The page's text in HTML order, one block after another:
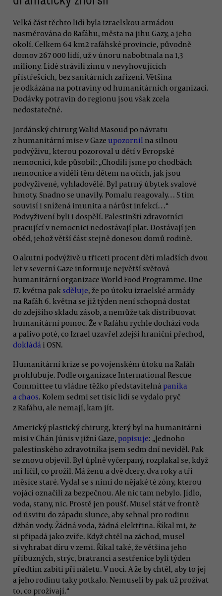
Velká část těchto lidí byla izraelskou armádou
nasměrována do Rafáhu, města na jihu Gazy, a jeho
okolí. Celkem 64 km2 rafáhské provincie, původně
domov 267 000 lidí, už v únoru nabobtnala na 1,3
miliony. Lidé strávili zimu v nevyhovujících
přístřešcích, bez sanitárních zařízení. Většina
je odkázána na potraviny od humanitárních organizací.
Dodávky potravin do regionu jsou však zcela
nedostatečné.
Jordánský chirurg Walid Masoud po návratu
z humanitární mise v Gaze upozornil na silnou
podvýživu, kterou pozoroval u dětí v Evropské
nemocnici, kde působil: „Chodili jsme po chodbách
nemocnice a viděli těm dětem na očích, jak jsou
podvyživené, vyhladovělé. Byl patrný úbytek svalové
hmoty. Snadno se unavily. Pomalu reagovaly… S tím
souvisí i snížená imunita a nárůst infekcí…“
Podvyživení byli i dospělí. Palestinští zdravotníci
pracující v nemocnici nedostávají plat. Dostávají jen
oběd, jehož větší část stejně donesou domů rodině.
O akutní podvýživě u třiceti procent dětí mladších dvou
let v severní Gaze informuje největší světová
humanitární organizace World Food Programme. Dne
17. května pak sděluje, že po útoku izraelské armády
na Rafáh 6. května se již týden není schopná dostat
do zdejšího skladu zásob, a nemůže tak distribuovat
humanitární pomoc. Že v Rafáhu rychle dochází voda
a palivo poté, co Izrael uzavřel zdejší hraniční přechod,
dokládá i OSN.
Humanitární krize se po vojenském útoku na Rafáh
prohlubuje. Podle organizace International Rescue
Committee tu vládne těžko představitelná panika
a chaos. Kolem sedmi set tisíc lidí se vydalo pryč
z Rafáhu, ale nemají, kam jít.
Americký plastický chirurg, který byl na humanitární
misi v Chán Júnis v jižní Gaze, popisuje: „Jednoho
palestinského zdravotníka jsem sedm dní neviděl. Pak
se znovu objevil. Byl úplně vyčerpaný, rozplakal se, když
mi líčil, co prožil. Má ženu a dvě dcery, dva roky a tři
měsíce staré. Vydal se s nimi do nějaké té zóny, kterou
vojáci označili za bezpečnou. Ale nic tam nebylo. Jídlo,
voda, stany, nic. Prostě jen poušť. Musel stát ve frontě
od úsvitu do západu slunce, aby sehnal pro rodinu
džbán vody. Žádná voda, žádná elektřina. Říkal mi, že
si připadá jako zvíře. Když chtěl na záchod, musel
si vyhrabat díru v zemi. Říkal také, že většina jeho
příbuzných, strýc, bratranci a sestřenice byli týden
předtím zabiti při náletu. V noci. A že by chtěl, aby to jej
a jeho rodinu taky potkalo. Nemuseli by pak už prožívat
to, co prožívají.“